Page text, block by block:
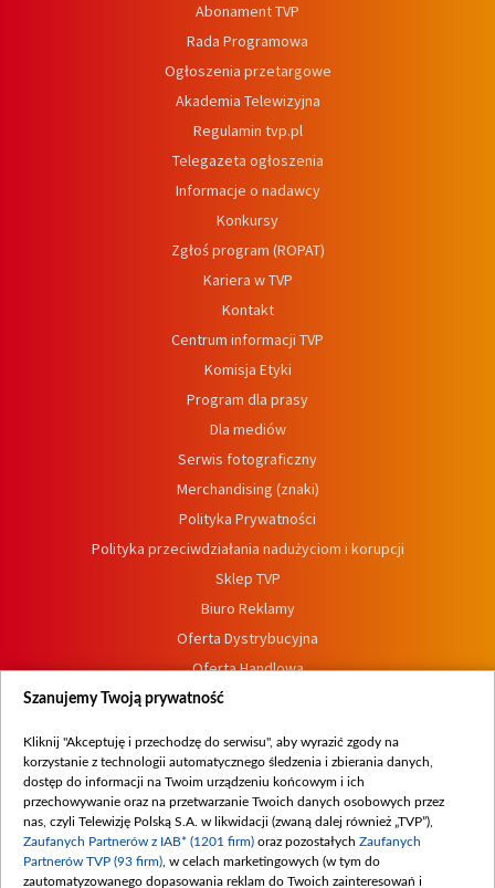
Abonament TVP
Rada Programowa
Ogłoszenia przetargowe
Akademia Telewizyjna
Regulamin tvp.pl
Telegazeta ogłoszenia
Informacje o nadawcy
Konkursy
Zgłoś program (ROPAT)
Kariera w TVP
Kontakt
Centrum informacji TVP
Komisja Etyki
Program dla prasy
Dla mediów
Serwis fotograficzny
Merchandising (znaki)
Polityka Prywatności
Polityka przeciwdziałania nadużyciom i korupcji
Sklep TVP
Biuro Reklamy
Oferta Dystrybucyjna
Oferta Handlowa
Dostępność
Procedura zgłoszeń wewnętrznych
Szanujemy Twoją prywatność
Kliknij "Akceptuję i przechodzę do serwisu", aby wyrazić zgody na
korzystanie z technologii automatycznego śledzenia i zbierania danych,
dostęp do informacji na Twoim urządzeniu końcowym i ich
przechowywanie oraz na przetwarzanie Twoich danych osobowych przez
nas, czyli Telewizję Polską S.A. w likwidacji (zwaną dalej również „TVP”),
Zaufanych Partnerów z IAB* (1201 firm) oraz pozostałych Zaufanych
Partnerów TVP (93 firm) , w celach marketingowych (w tym do
zautomatyzowanego dopasowania reklam do Twoich zainteresowań i